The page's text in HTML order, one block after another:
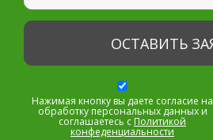
Нажимая кнопку вы даете согласие на
обработку персональных данных и
соглашаетесь с Политикой
конфеденциальности